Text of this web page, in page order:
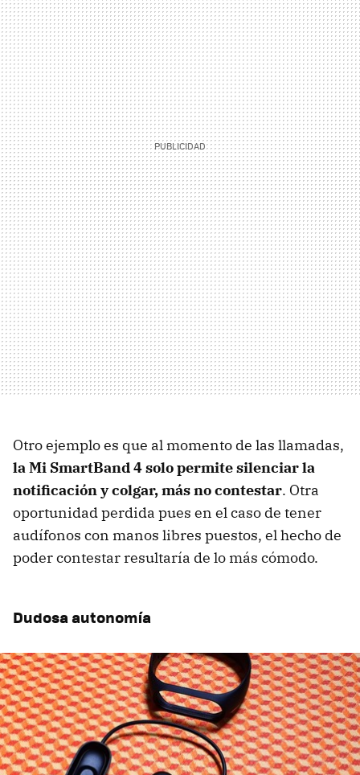
Otro ejemplo es que al momento de las llamadas,
la Mi SmartBand 4 solo permite silenciar la
notificación y colgar, más no contestar. Otra
oportunidad perdida pues en el caso de tener
audífonos con manos libres puestos, el hecho de
poder contestar resultaría de lo más cómodo.
Dudosa autonomía